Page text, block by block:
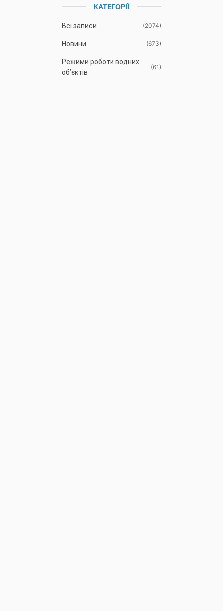
КАТЕГОРІЇ
Всі записи (2074)
Новини (673)
Режими роботи водних
об’єктів
(61)